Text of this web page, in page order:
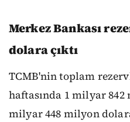
Merkez Bankası
dolara çıktı
TCMB'nin toplam
haftasında 1 milyar
milyar 448 milyon